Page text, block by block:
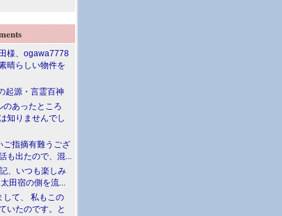
様、ogawa7778
晴らしい物件を
起源・言霊百神
のあったところ
知りませんでし
ご指摘有難うござ
も出たので、混...
、いつも楽しみ
田宿の側を流...
して、 私もこの
いたのです。と